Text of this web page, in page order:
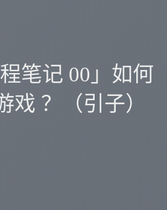
程笔记 00」如何
戏 ？（引子）